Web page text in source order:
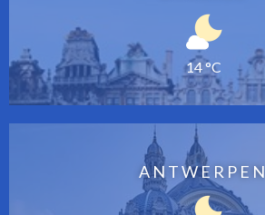
14 °C
ANTWERPEN